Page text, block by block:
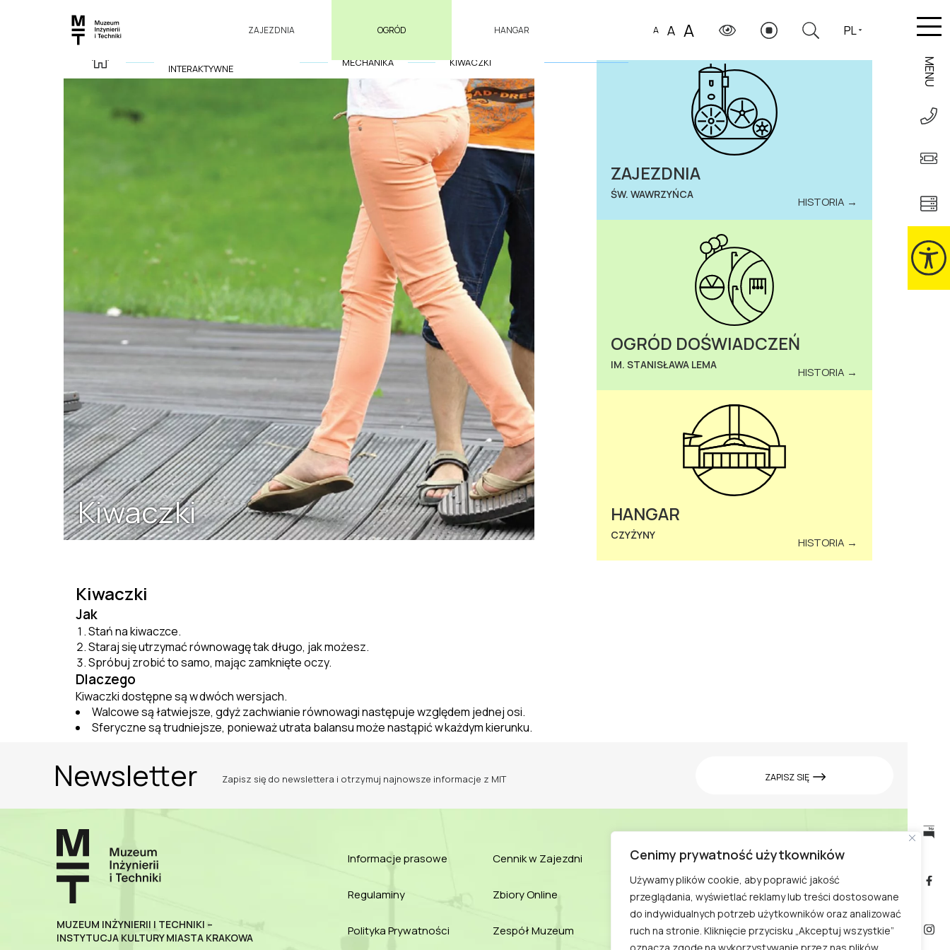
Cenimy prywatność użytkowników
Używamy plików cookie, aby poprawić jakość
przeglądania, wyświetlać reklamy lub treści dostosowane
do indywidualnych potrzeb użytkowników oraz analizować
ruch na stronie. Kliknięcie przycisku „Akceptuj wszystkie”
ZAJEZDNIA OGRÓD HANGAR A A A PL
MENU
INTERAKTYWNE
MECHANIKA KIWACZKI
Kiwaczki
ZAJEZDNIA
ŚW. WAWRZYŃCA
HISTORIA →
OGRÓD DOŚWIADCZEŃ
IM. STANISŁAWA LEMA
HISTORIA →
HANGAR
CZYŻYNY
HISTORIA →
Kiwaczki
Jak
Stań na kiwaczce.
Staraj się utrzymać równowagę tak długo, jak możesz.
Spróbuj zrobić to samo, mając zamknięte oczy.
Dlaczego
Kiwaczki dostępne są wdwóch wersjach.
Walcowe są łatwiejsze, gdyż zachwianie równowagi następuje względem jednej osi.
Sferyczne są trudniejsze, ponieważ utrata balansu może nastąpić wkażdym kierunku.
Newsletter Zapisz się do newslettera i otrzymuj najnowsze informacje z MIT ZAPISZ SIĘ
MUZEUM INŻYNIERII I TECHNIKI –
INSTYTUCJA KULTURY MIASTA KRAKOWA
Informacje prasowe
Regulaminy
Polityka Prywatności
Cennik w Zajezdni
Zbiory Online
Zespół Muzeum
Cennik w Ogrodzie
Doświadczeń
Zwiedzanie Ogrodu
Doświadczeń
biuletyn
publicznej